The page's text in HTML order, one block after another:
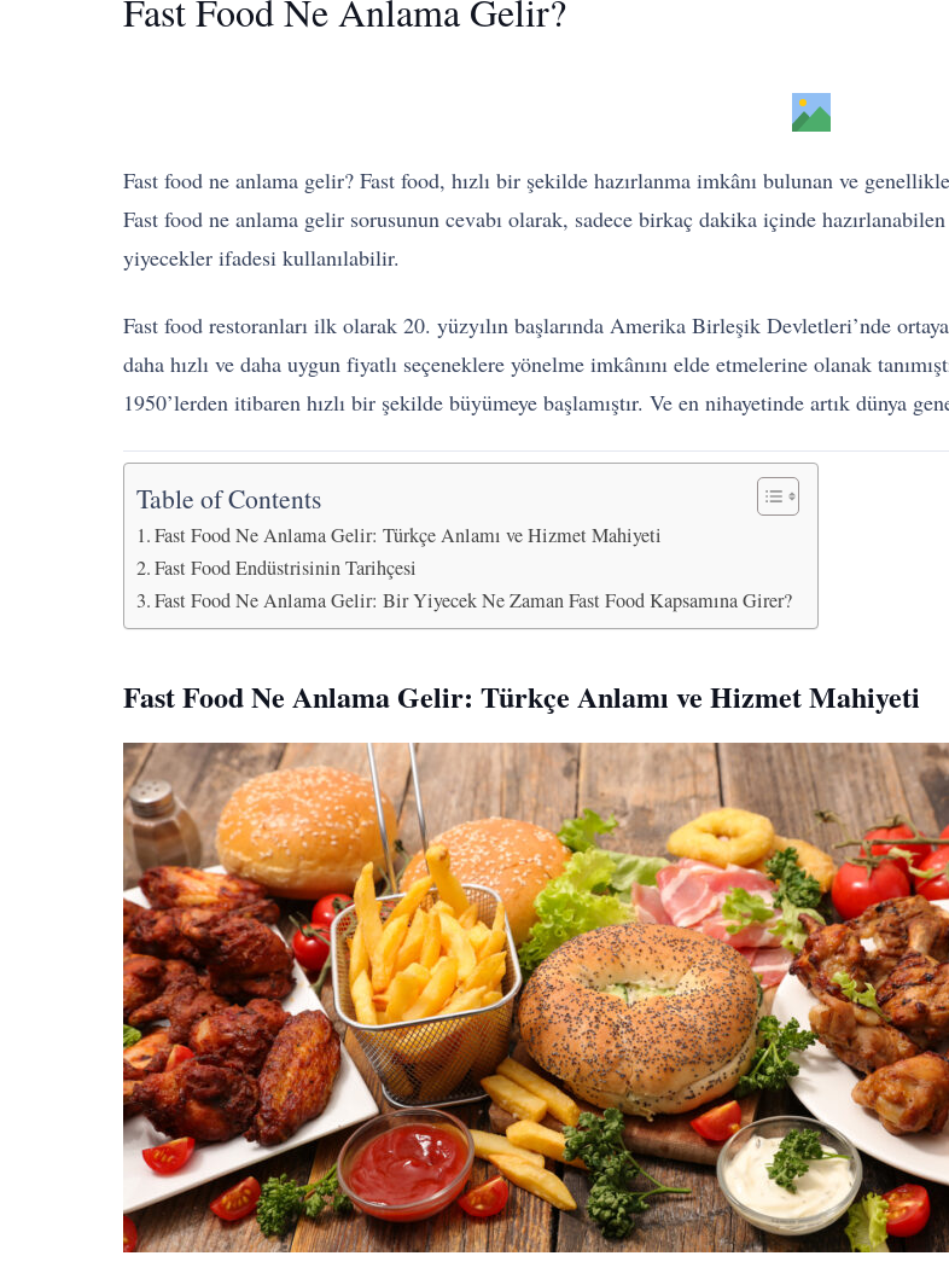
Fast Food Ne Anlama Gelir?
Fast food ne anlama gelir? Fast food, hızlı bir şekilde hazırlanma imkânı bulunan ve
Fast food ne anlama gelir sorusunun cevabı olarak, sadece birkaç dakika içinde
yiyecekler ifadesi kullanılabilir.
Fast food restoranları ilk olarak 20. yüzyılın başlarında Amerika Birleşik Devletleri’nde
daha hızlı ve daha uygun fiyatlı seçeneklere yönelme imkânını elde etmelerine olanak
1950’lerden itibaren hızlı bir şekilde büyümeye başlamıştır. Ve en nihayetinde artık dünya
Table of Contents
Fast Food Ne Anlama Gelir: Türkçe Anlamı ve Hizmet Mahiyeti
Fast Food Endüstrisinin Tarihçesi
Fast Food Ne Anlama Gelir: Bir Yiyecek Ne Zaman Fast Food Kapsamına Girer?
Fast Food Ne Anlama Gelir: Türkçe Anlamı ve Hizmet Mahiyeti